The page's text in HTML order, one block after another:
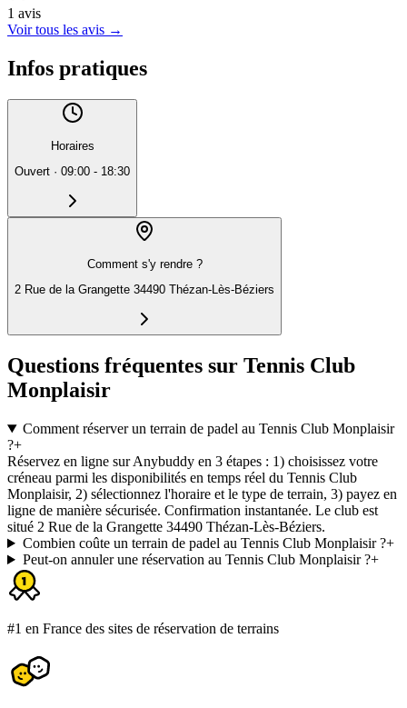
1 avis
Voir tous les avis →
Infos pratiques
Horaires
Ouvert · 09:00 - 18:30
Comment s'y rendre ?
2 Rue de la Grangette 34490 Thézan-Lès-Béziers
Questions fréquentes sur Tennis Club
Monplaisir
Comment réserver un terrain de padel au Tennis Club Monplaisir
?+
Réservez en ligne sur Anybuddy en 3 étapes : 1) choisissez votre
créneau parmi les disponibilités en temps réel du Tennis Club
Monplaisir, 2) sélectionnez l'horaire et le type de terrain, 3) payez en
ligne de manière sécurisée. Confirmation instantanée. Le club est
situé 2 Rue de la Grangette 34490 Thézan-Lès-Béziers.
Combien coûte un terrain de padel au Tennis Club Monplaisir ?+
Peut-on annuler une réservation au Tennis Club Monplaisir ?+
#1 en France des sites de réservation de terrains